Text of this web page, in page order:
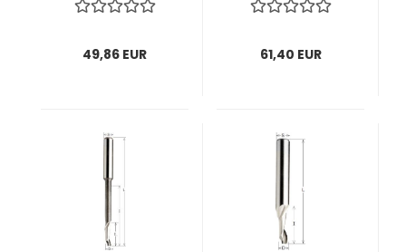
z2 ; Winkel 25°, 1
49,86 EUR
z2 rechts; 1 VPE = 1
61,40 EUR